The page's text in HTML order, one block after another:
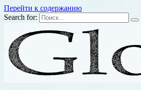
Перейти к содержанию
Search for: